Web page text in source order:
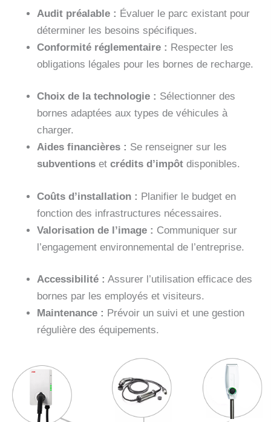
Audit préalable : Évaluer le parc existant pour
déterminer les besoins spécifiques.
Conformité réglementaire : Respecter les
obligations légales pour les bornes de recharge.
Choix de la technologie : Sélectionner des
bornes adaptées aux types de véhicules à
charger.
Aides financières : Se renseigner sur les
subventions et crédits d’impôt disponibles.
Coûts d’installation : Planifier le budget en
fonction des infrastructures nécessaires.
Valorisation de l’image : Communiquer sur
l’engagement environnemental de l’entreprise.
Accessibilité : Assurer l’utilisation efficace des
bornes par les employés et visiteurs.
Maintenance : Prévoir un suivi et une gestion
régulière des équipements.